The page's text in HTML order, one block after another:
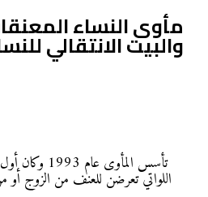
مأوى النساء
والبيت الانتقالي
تأسس المأوى
اللواتي تعرضن للعنف من الزوج أو